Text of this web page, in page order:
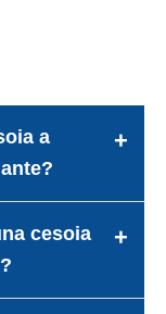
a
cesoia